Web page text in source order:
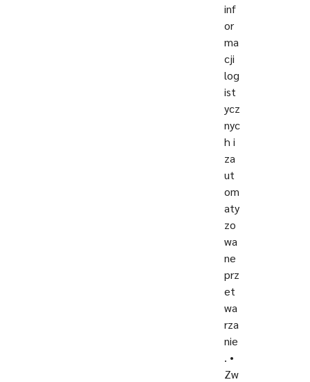
inf
or
ma
cji
log
ist
ycz
nyc
h i
za
ut
om
aty
zo
wa
ne
prz
et
wa
rza
nie
. •
Zw